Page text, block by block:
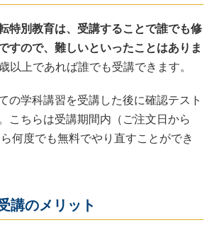
特別教育は、受講することで誰でも修
すので、難しいといったことはありま
以上であれば誰でも受講できます。
の学科講習を受講した後に確認テスト
こちらは受講期間内（ご注文日から
何度でも無料でやり直すことができ
講のメリット